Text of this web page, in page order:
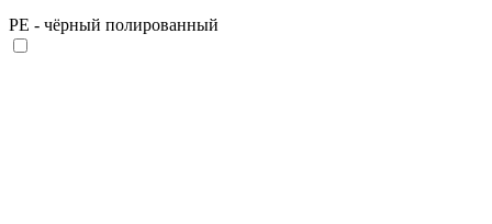
PE - чёрный полированный